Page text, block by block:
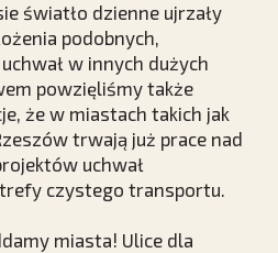
światło dzienne ujrzały
podobnych,
w innych dużych
powzięliśmy także
że w miastach takich jak
trwają już prace nad
uchwał
czystego transportu.
miasta! Ulice dla